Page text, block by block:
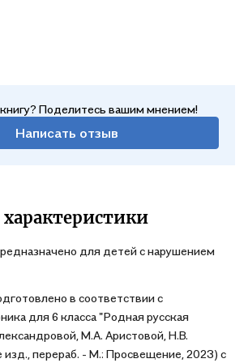
Поделитесь вашим мнением!
Написать отзыв
для детей с нарушением
в соответствии с
для 6 класса "Родная русская
М.А. Аристовой, Н.В.
изд., перераб. - М.: Просвещение, 2023) с